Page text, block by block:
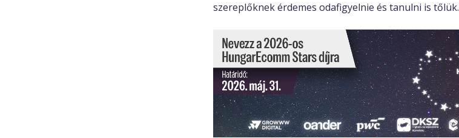
szereplőknek érdemes odafigyelnie és tanulni is tőlük.